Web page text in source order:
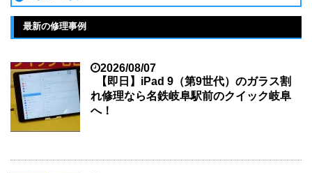
最新の修理事例
2026/08/07
【即日】iPad 9（第9世代）のガラス割
れ修理なら名鉄岐阜駅前のクイック岐阜
へ！